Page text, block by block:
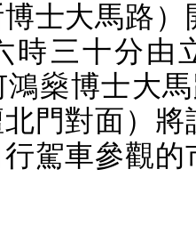
士大馬路）
時三十分由
鴻燊博士大
門對面）將
駕車參觀的